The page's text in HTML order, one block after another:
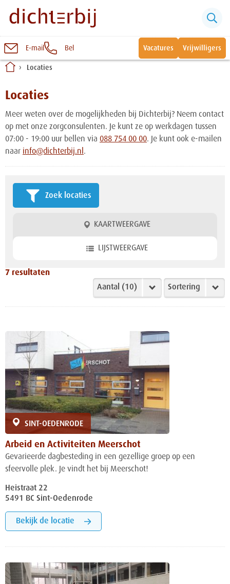
Naar
inhoud
E-mail Bel Vacatures Vrijwilligers
Locaties
Locaties
Meer weten over de mogelijkheden bij Dichterbij? Neem contact
op met onze zorgconsulenten. Je kunt ze op werkdagen tussen
07:00 - 19:00 uur bellen via 088 754 00 00. Je kunt ook e-mailen
naar info@dichterbij.nl.
Zoek locaties
KAARTWEERGAVE
LIJSTWEERGAVE
7 resultaten
SINT-OEDENRODE
Arbeid en Activiteiten Meerschot
Gevarieerde dagbesteding in een gezellige groep op een
sfeervolle plek. Je vindt het bij Meerschot!
Heistraat 22
5491 BC Sint-Oedenrode
Bekijk de locatie
Snel naar:
Wonen bij Dichterbij
Zinvolle dagbesteding